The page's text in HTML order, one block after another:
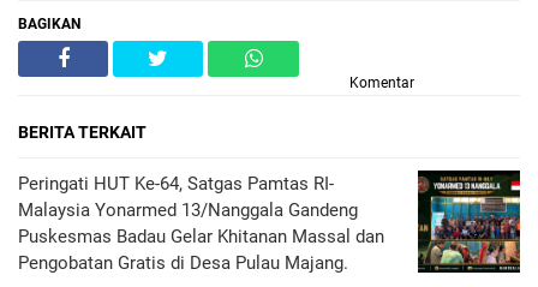
BAGIKAN
Komentar
BERITA TERKAIT
Peringati HUT Ke-64, Satgas Pamtas RI-
Malaysia Yonarmed 13/Nanggala Gandeng
Puskesmas Badau Gelar Khitanan Massal dan
Pengobatan Gratis di Desa Pulau Majang.